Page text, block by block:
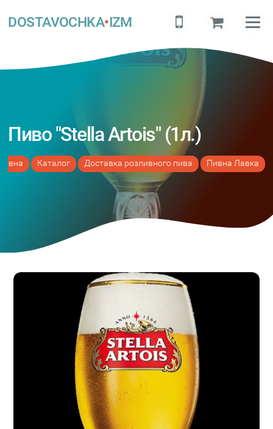
DOSTAVOCHKA•IZM
Пиво "Stella Artois" (1л.)
Каталог Доставка розливного пива Пивна Лавка